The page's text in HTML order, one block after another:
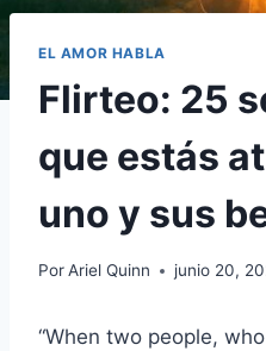
EL AMOR HABLA
Flirteo: 25
que estás
uno y sus
PorAriel Quinn junio 20,
“When two people,